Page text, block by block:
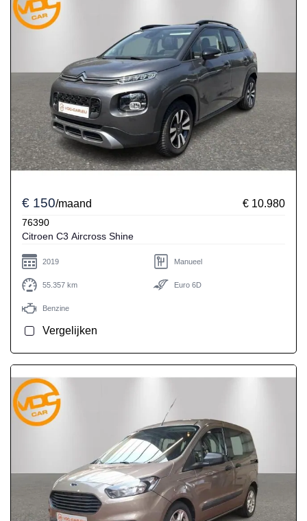
€ 150/maand € 10.980
76390
Citroen C3 Aircross Shine
2019 Manueel
55.357 km Euro 6D
Benzine
Vergelijken